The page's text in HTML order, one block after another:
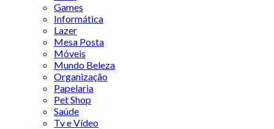
Games
Informática
Lazer
Mesa Posta
Móveis
Mundo Beleza
Organização
Papelaria
Pet Shop
Saúde
Tv e Vídeo